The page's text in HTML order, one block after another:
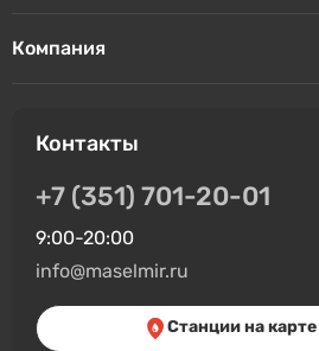
Компания
Контакты
+7 (351) 701-20-01
9:00-20:00
info@maselmir.ru
Станции на карте